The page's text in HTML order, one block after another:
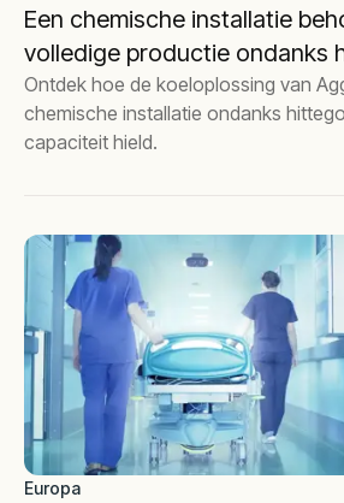
Een chemische installatie
volledige productie ondanks
Ontdek hoe de koeloplossing van
chemische installatie ondanks
capaciteit hield.
Europa